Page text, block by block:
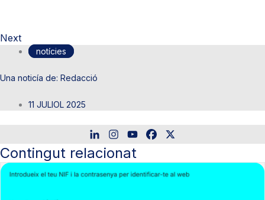
Next
notícies
Redacció
11 JULIOL 2025
Contingut relacionat